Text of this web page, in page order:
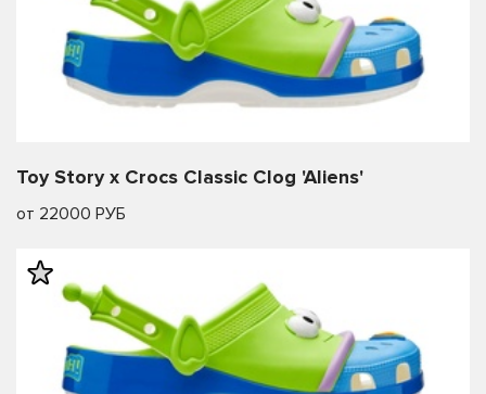
Toy Story x Crocs Classic Clog 'Aliens'
от 22000 РУБ